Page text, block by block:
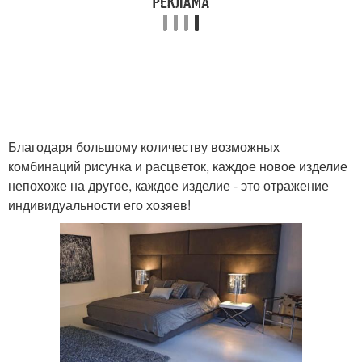
Благодаря большому количеству возможных
комбинаций рисунка и расцветок, каждое новое изделие
непохоже на другое, каждое изделие - это отражение
индивидуальности его хозяев!